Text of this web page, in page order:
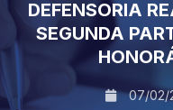
DEFENSORIA
SEGUNDA
07/02/